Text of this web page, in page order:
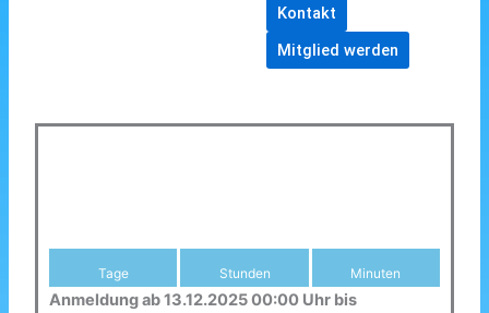
Kontakt
Mitglied werden
Tage Stunden Minuten
Anmeldung ab 13.12.2025 00:00 Uhr bis